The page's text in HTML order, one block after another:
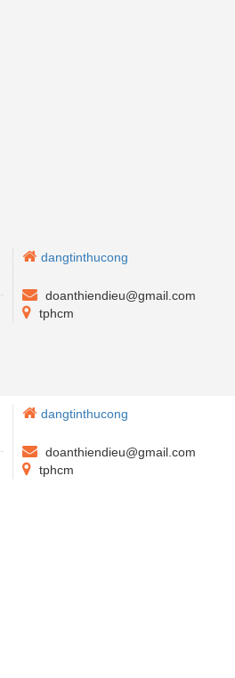
dangtinthucong
doanthiendieu@gmail.com
tphcm
dangtinthucong
doanthiendieu@gmail.com
tphcm